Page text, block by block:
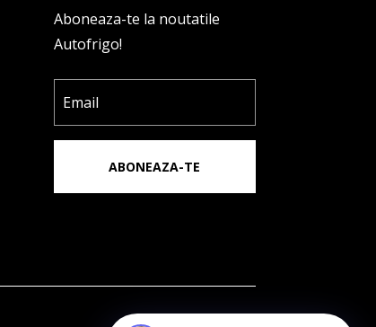
Aboneaza-te la noutatile
Autofrigo!
ABONEAZA-TE